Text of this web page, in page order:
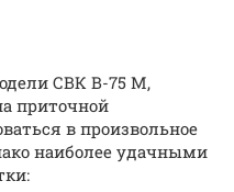
СВК В-75 М,
приточной
в произвольное
наиболее удачными